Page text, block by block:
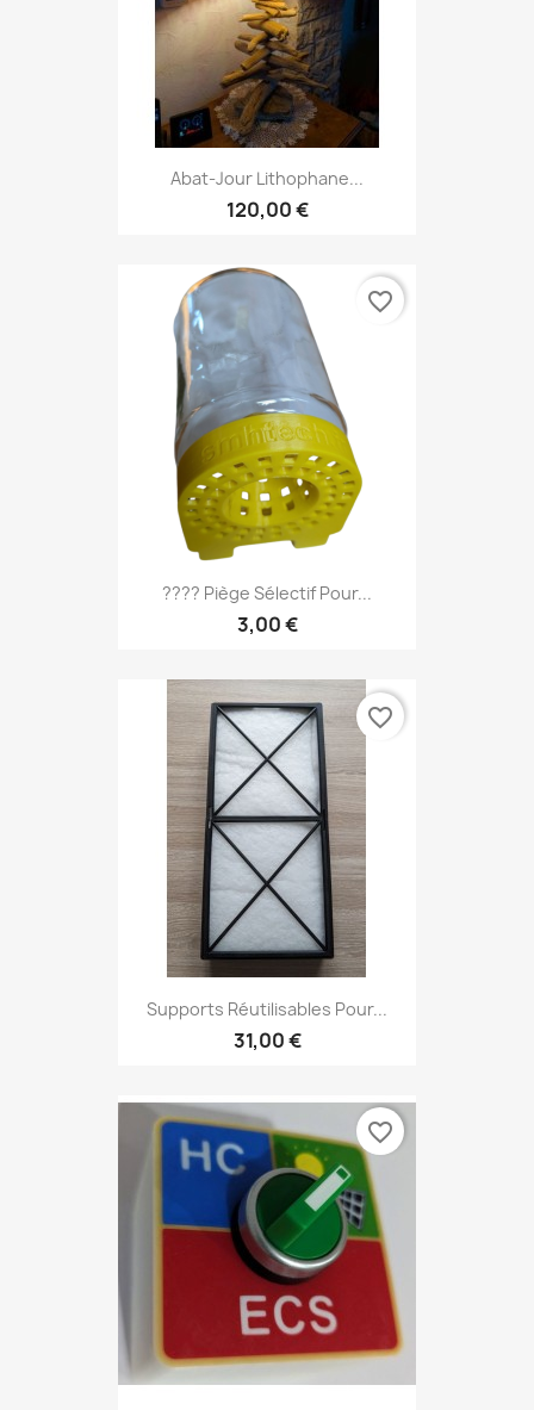
Abat-Jour Lithophane...
120,00 €
???? Piège Sélectif Pour...
3,00 €
favorite_border
Supports Réutilisables Pour...
31,00 €
favorite_border
favorite_border